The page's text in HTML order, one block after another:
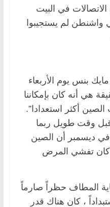
في البيت
واشنطن لم يستجيبوا
بنس يوم الأربعاء
هي أنه كان بإمكاننا
أكثر استعدادا”.
قبل وقت طويل ربما
ديسمبر أن الصين
كان تفشي المرض
المطاف حظراً صارماً
، كان هناك قدر